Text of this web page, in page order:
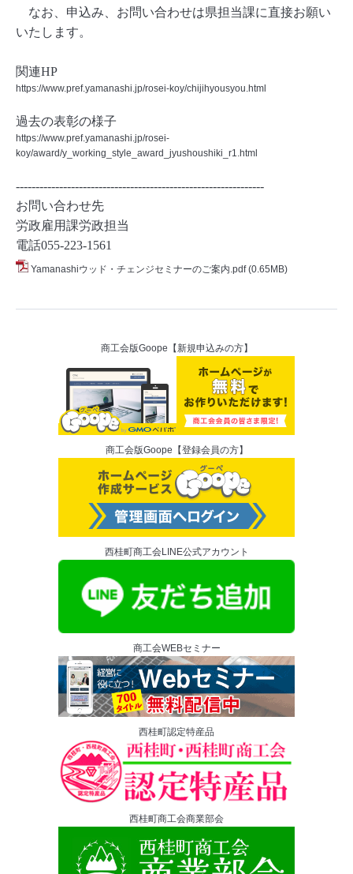
なお、申込み、お問い合わせは県担当課に直接お願い
いたします。
関連HP
https://www.pref.yamanashi.jp/rosei-koy/chijihyousyou.html
過去の表彰の様子
https://www.pref.yamanashi.jp/rosei-
koy/award/y_working_style_award_jyushoushiki_r1.html
---------------------------------------------------------------
お問い合わせ先
労政雇用課労政担当
電話055-223-1561
Yamanashiウッド・チェンジセミナーのご案内.pdf (0.65MB)
商工会版Goope【新規申込みの方】
商工会版Goope【登録会員の方】
西桂町商工会LINE公式アカウント
商工会WEBセミナー
西桂町認定特産品
西桂町商工会商業部会